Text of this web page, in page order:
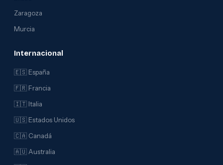
Zaragoza
Murcia
Internacional
🇪🇸 España
🇫🇷 Francia
🇮🇹 Italia
🇺🇸 Estados Unidos
🇨🇦 Canadá
🇦🇺 Australia